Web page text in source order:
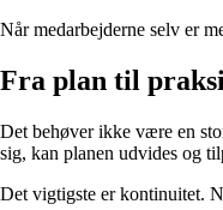
Når medarbejderne selv er
Fra plan til
Det behøver ikke være en
sig, kan planen udvides og
Det vigtigste er kontinuitet.